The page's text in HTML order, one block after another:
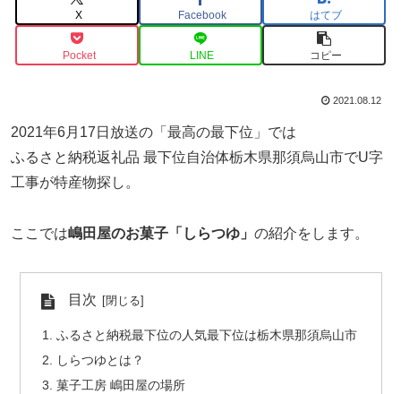
X Facebook はてブ
Pocket LINE コピー
2021.08.12
2021年6月17日放送の「最高の最下位」では
ふるさと納税返礼品 最下位自治体栃木県那須烏山市でU字
工事が特産物探し。
ここでは嶋田屋のお菓子「しらつゆ」 の紹介をします。
目次
ふるさと納税最下位の人気最下位は栃木県那須烏山市
しらつゆとは？
菓子工房 嶋田屋の場所